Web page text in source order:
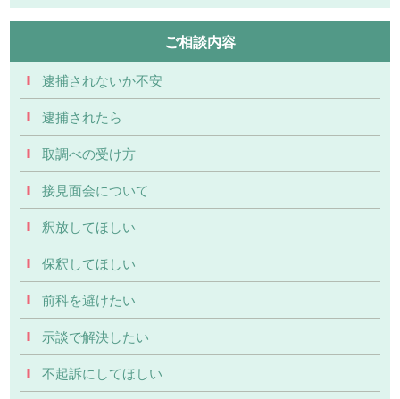
ご相談内容
逮捕されないか不安
逮捕されたら
取調べの受け方
接見面会について
釈放してほしい
保釈してほしい
前科を避けたい
示談で解決したい
不起訴にしてほしい